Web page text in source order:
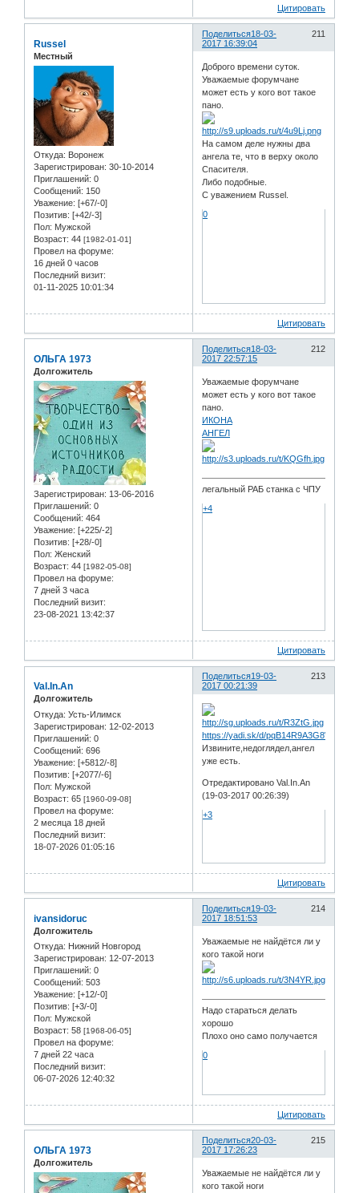
Цитировать
Поделиться 211
18-03-
2017 16:39:04
Russel
Местный
Откуда: Воронеж
Зарегистрирован: 30-10-2014
Приглашений: 0
Сообщений: 150
Уважение: [+67/-0]
Позитив: [+42/-3]
Пол: Мужской
Возраст: 44 [1982-01-01]
Провел на форуме:
16 дней 0 часов
Последний визит:
01-11-2025 10:01:34
Доброго времени суток.
Уважаемые форумчане
может есть у кого вот такое
пано.
На самом деле нужны два
ангела те, что в верху около
Спасителя.
Либо подобные.
С уважением Russel.
0
Цитировать
Поделиться 212
18-03-
2017 22:57:15
ОЛЬГА 1973
Долгожитель
Зарегистрирован: 13-06-2016
Приглашений: 0
Сообщений: 464
Уважение: [+225/-2]
Позитив: [+28/-0]
Пол: Женский
Возраст: 44 [1982-05-08]
Провел на форуме:
7 дней 3 часа
Последний визит:
23-08-2021 13:42:37
Уважаемые форумчане
может есть у кого вот такое
пано.
ИКОНА
АНГЕЛ
легальный РАБ станка с ЧПУ
+4
Цитировать
Поделиться 213
19-03-
2017 00:21:39
Val.In.An
Долгожитель
Откуда: Усть-Илимск
Зарегистрирован: 12-02-2013
Приглашений: 0
Сообщений: 696
Уважение: [+5812/-8]
Позитив: [+2077/-6]
Пол: Мужской
Возраст: 65 [1960-09-08]
Провел на форуме:
2 месяца 18 дней
Последний визит:
18-07-2026 01:05:16
https://yadi.sk/d/pqB14R9A3G8WGy
Извините,недоглядел,ангел
уже есть.
Отредактировано Val.In.An
(19-03-2017 00:26:39)
+3
Цитировать
Поделиться 214
19-03-
2017 18:51:53
ivansidoruc
Долгожитель
Откуда: Нижний Новгород
Зарегистрирован: 12-07-2013
Приглашений: 0
Сообщений: 503
Уважение: [+12/-0]
Позитив: [+3/-0]
Пол: Мужской
Возраст: 58 [1968-06-05]
Провел на форуме:
7 дней 22 часа
Последний визит:
06-07-2026 12:40:32
Уважаемые не найдётся ли у
кого такой ноги
Надо стараться делать
хорошо
Плохо оно само получается
0
Цитировать
Поделиться 215
20-03-
2017 17:26:23
ОЛЬГА 1973
Долгожитель
Уважаемые не найдётся ли у
кого такой ноги